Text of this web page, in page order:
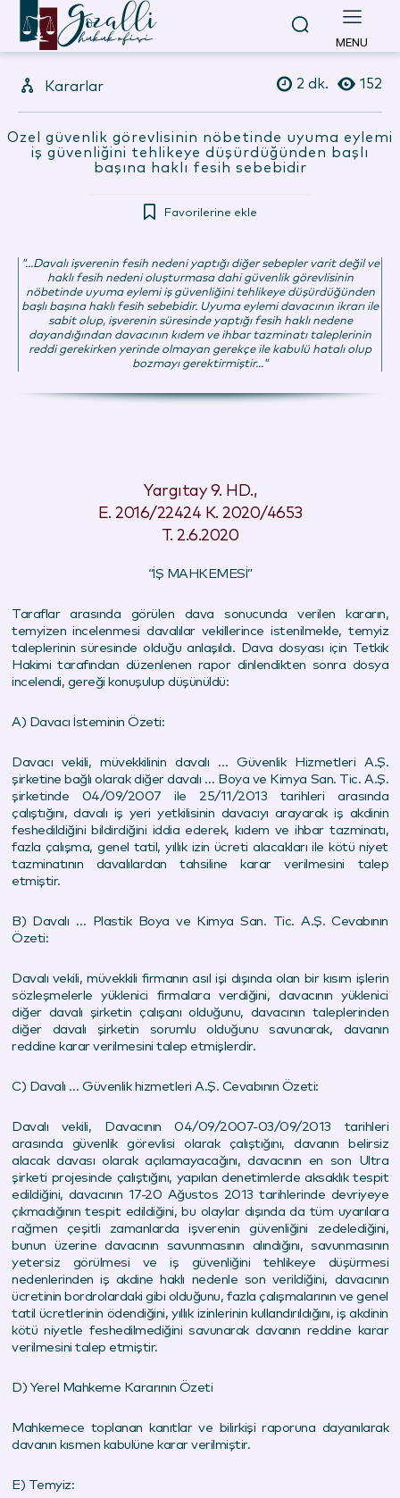
MENU
Kararlar 152
2 dk.
Özel güvenlik görevlisinin nöbetinde uyuma eylemi
iş güvenliğini tehlikeye düşürdüğünden başlı
başına haklı fesih sebebidir
Favorilerine ekle
"...Davalı işverenin fesih nedeni yaptığı diğer sebepler varit değil ve
haklı fesih nedeni oluşturmasa dahi güvenlik görevlisinin
nöbetinde uyuma eylemi iş güvenliğini tehlikeye düşürdüğünden
başlı başına haklı fesih sebebidir. Uyuma eylemi davacının ikrarı ile
sabit olup, işverenin süresinde yaptığı fesih haklı nedene
dayandığından davacının kıdem ve ihbar tazminatı taleplerinin
reddi gerekirken yerinde olmayan gerekçe ile kabulü hatalı olup
bozmayı gerektirmiştir..."
Yargıtay 9. HD.,
E. 2016/22424 K. 2020/4653
T. 2.6.2020
“İŞ MAHKEMESİ”
Taraflar arasında görülen dava sonucunda verilen kararın,
temyizen incelenmesi davalılar vekillerince istenilmekle, temyiz
taleplerinin süresinde olduğu anlaşıldı. Dava dosyası için Tetkik
Hakimi tarafından düzenlenen rapor dinlendikten sonra dosya
incelendi, gereği konuşulup düşünüldü:
A) Davacı İsteminin Özeti:
Davacı vekili, müvekkilinin davalı … Güvenlik Hizmetleri A.Ş.
şirketine bağlı olarak diğer davalı … Boya ve Kimya San. Tic. A.Ş.
şirketinde 04/09/2007 ile 25/11/2013 tarihleri arasında
çalıştığını, davalı iş yeri yetkilisinin davacıyı arayarak iş akdinin
feshedildiğini bildirdiğini iddia ederek, kıdem ve ihbar tazminatı,
fazla çalışma, genel tatil, yıllık izin ücreti alacakları ile kötü niyet
tazminatının davalılardan tahsiline karar verilmesini talep
etmiştir.
B) Davalı … Plastik Boya ve Kimya San. Tic. A.Ş. Cevabının
Özeti:
Davalı vekili, müvekkili firmanın asıl işi dışında olan bir kısım işlerin
sözleşmelerle yüklenici firmalara verdiğini, davacının yüklenici
diğer davalı şirketin çalışanı olduğunu, davacının taleplerinden
diğer davalı şirketin sorumlu olduğunu savunarak, davanın
reddine karar verilmesini talep etmişlerdir.
C) Davalı … Güvenlik hizmetleri A.Ş. Cevabının Özeti:
Davalı vekili, Davacının 04/09/2007-03/09/2013 tarihleri
arasında güvenlik görevlisi olarak çalıştığını, davanın belirsiz
alacak davası olarak açılamayacağını, davacının en son Ultra
şirketi projesinde çalıştığını, yapılan denetimlerde aksaklık tespit
edildiğini, davacının 17-20 Ağustos 2013 tarihlerinde devriyeye
çıkmadığının tespit edildiğini, bu olaylar dışında da tüm uyarılara
rağmen çeşitli zamanlarda işverenin güvenliğini zedelediğini,
bunun üzerine davacının savunmasının alındığını, savunmasının
yetersiz görülmesi ve iş güvenliğini tehlikeye düşürmesi
nedenlerinden iş akdine haklı nedenle son verildiğini, davacının
ücretinin bordrolardaki gibi olduğunu, fazla çalışmalarının ve genel
tatil ücretlerinin ödendiğini, yıllık izinlerinin kullandırıldığını, iş akdinin
kötü niyetle feshedilmediğini savunarak davanın reddine karar
verilmesini talep etmiştir.
D) Yerel Mahkeme Kararının Özeti
Mahkemece toplanan kanıtlar ve bilirkişi raporuna dayanılarak
davanın kısmen kabulüne karar verilmiştir.
E) Temyiz: